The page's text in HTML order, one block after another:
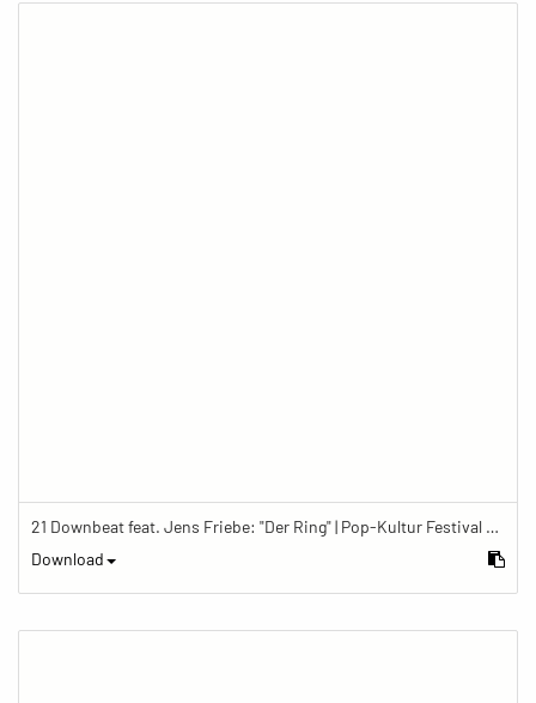
21 Downbeat feat. Jens Friebe: "Der Ring" | Pop-Kultur Festival 2019
Download